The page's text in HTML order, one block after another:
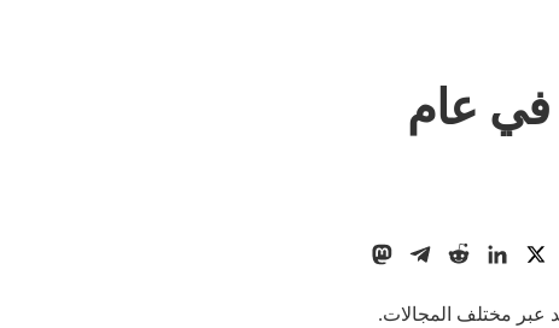
في عام
عبر مختلف المجالات.